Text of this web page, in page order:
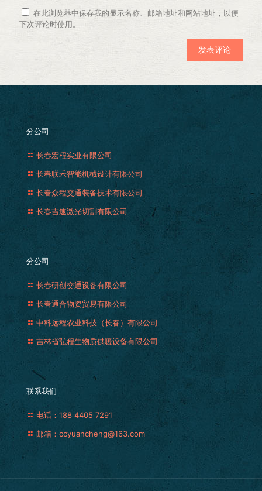
在此浏览器中保存我的显示名称、邮箱地址和网站地址，以便
下次评论时使用。
分公司
长春宏程实业有限公司
长春联禾智能机械设计有限公司
长春众程交通装备技术有限公司
长春吉速激光切割有限公司
分公司
长春研创交通设备有限公司
长春通合物资贸易有限公司
中科远程农业科技（长春）有限公司
吉林省弘程生物质供暖设备有限公司
联系我们
电话：188 4405 7291
邮箱：ccyuancheng@163.com